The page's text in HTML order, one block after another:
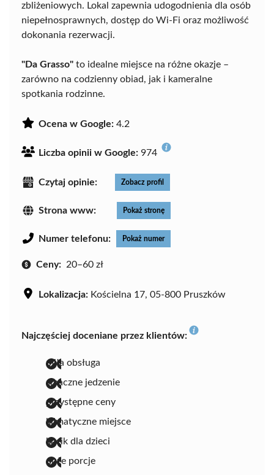
zbliżeniowych. Lokal zapewnia udogodnienia dla osób
niepełnosprawnych, dostęp do Wi-Fi oraz możliwość
dokonania rezerwacji.
"Da Grasso" to idealne miejsce na różne okazje –
zarówno na codzienny obiad, jak i kameralne
spotkania rodzinne.
Ocena w Google: 4.2
Liczba opinii w Google: 974
Czytaj opinie: Zobacz profil
Strona www: Pokaż stronę
Numer telefonu: Pokaż numer
Ceny: 20–60 zł
Lokalizacja: Kościelna 17, 05-800 Pruszków
Najczęściej doceniane przez klientów:
miła obsługa
smaczne jedzenie
przystępne ceny
klimatyczne miejsce
kącik dla dzieci
duże porcje